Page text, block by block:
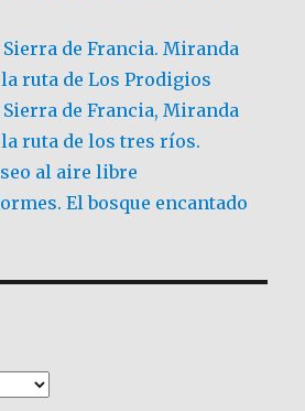
de Francia. Miranda
ruta de Los Prodigios
de Francia, Miranda
ruta de los tres ríos.
al aire libre
El bosque encantado